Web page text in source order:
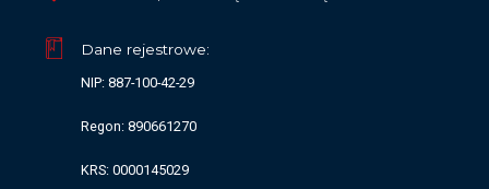
Dane rejestrowe:
NIP: 887-100-42-29
Regon: 890661270
KRS: 0000145029